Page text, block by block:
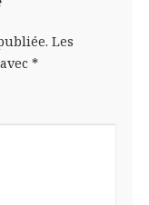
Les
*